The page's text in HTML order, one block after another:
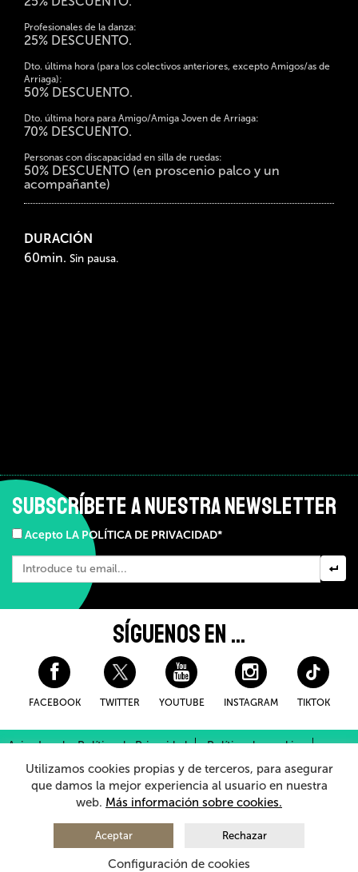
Profesionales de la danza:
25% DESCUENTO.
Dto. última hora (para los colectivos anteriores, excepto Amigos/as de
Arriaga):
50% DESCUENTO.
Dto. última hora para Amigo/Amiga Joven de Arriaga:
70% DESCUENTO.
Personas con discapacidad en silla de ruedas:
50% DESCUENTO (en proscenio palco y un
acompañante)
DURACIÓN
60min. Sin pausa.
SUBSCRÍBETE A NUESTRA NEWSLETTER
Acepto LA POLÍTICA DE PRIVACIDAD*
SÍGUENOS EN ...
FACEBOOK TWITTER YOUTUBE INSTAGRAM TIKTOK
Aviso Legal y Política de Privacidad
Política de cookies
Condiciones Generales de Compra
Sistema Interno de Información
© 2026 - Teatro Arriaga AntzokiaTodos los derechos reservados
Utilizamos cookies propias y de terceros, para asegurar
que damos la mejor experiencia al usuario en nuestra
web. Más información sobre cookies.
Aceptar Rechazar
Configuración de cookies